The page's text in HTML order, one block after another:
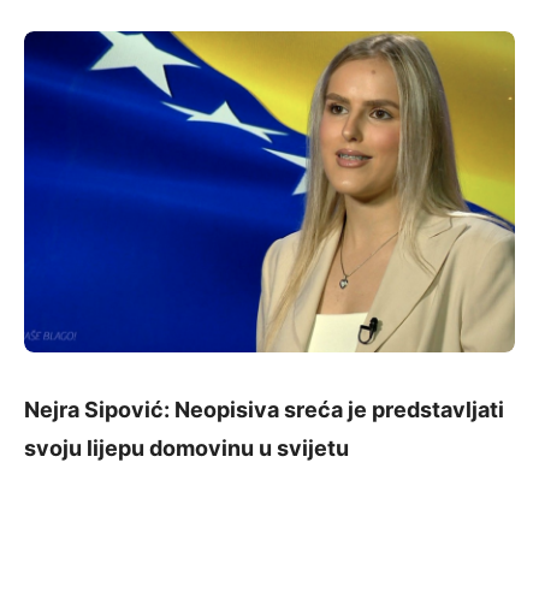
Nejra Sipović: Neopisiva sreća je predstavljati
svoju lijepu domovinu u svijetu